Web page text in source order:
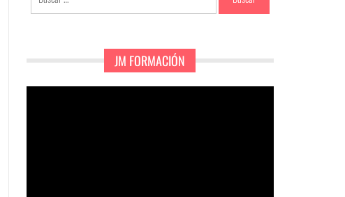
JM FORMACIÓN